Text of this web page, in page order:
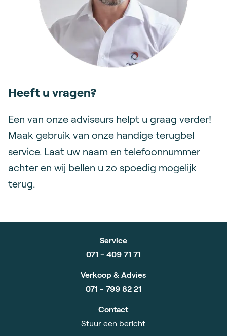
Heeft u vragen?
Een van onze adviseurs helpt u graag verder!
Maak gebruik van onze handige terugbel
service. Laat uw naam en telefoonnummer
achter en wij bellen u zo spoedig mogelijk
terug.
Service
071 - 409 71 71
Verkoop & Advies
071 - 799 82 21
Contact
Stuur een bericht